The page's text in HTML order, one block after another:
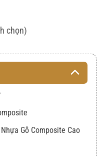
chọn)
Gỗ Composite Cao